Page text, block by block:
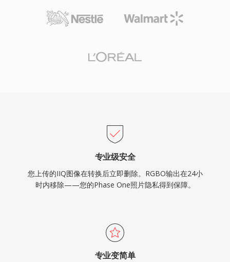
专业级安全
您上传的IIQ图像在转换后立即删除。RGBO输出在24小
时内移除——您的Phase One照片隐私得到保障。
专业变简单